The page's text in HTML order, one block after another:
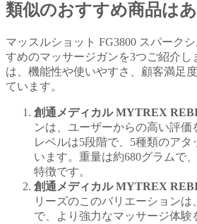
類似のおすすめ商品は
マッスルショット FG3800 スパーク
すめのマッサージガンを3つご紹介し
は、機能性や使いやすさ、顧客満足
ています。
創通メディカル MYTREX
ンは、ユーザーからの高い評価
レベルは5段階で、5種類のアタ
います。重量は約680グラムで
特徴です。
創通メディカル MYTREX
リーズのこのバリエーションは
で、より強力なマッサージ体験